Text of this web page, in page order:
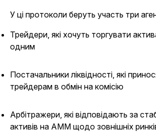
У ці протоколи беруть участь три
Трейдери, які хочуть торгувати
одним
Постачальники ліквідності, які
трейдерам в обмін на комісію
Арбітражери, які відповідають за
активів на AMM щодо зовнішніх